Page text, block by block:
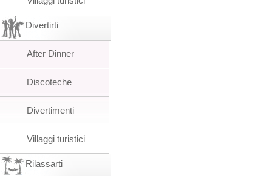
Divertirti
After Dinner
Discoteche
Divertimenti
Villaggi turistici
Rilassarti